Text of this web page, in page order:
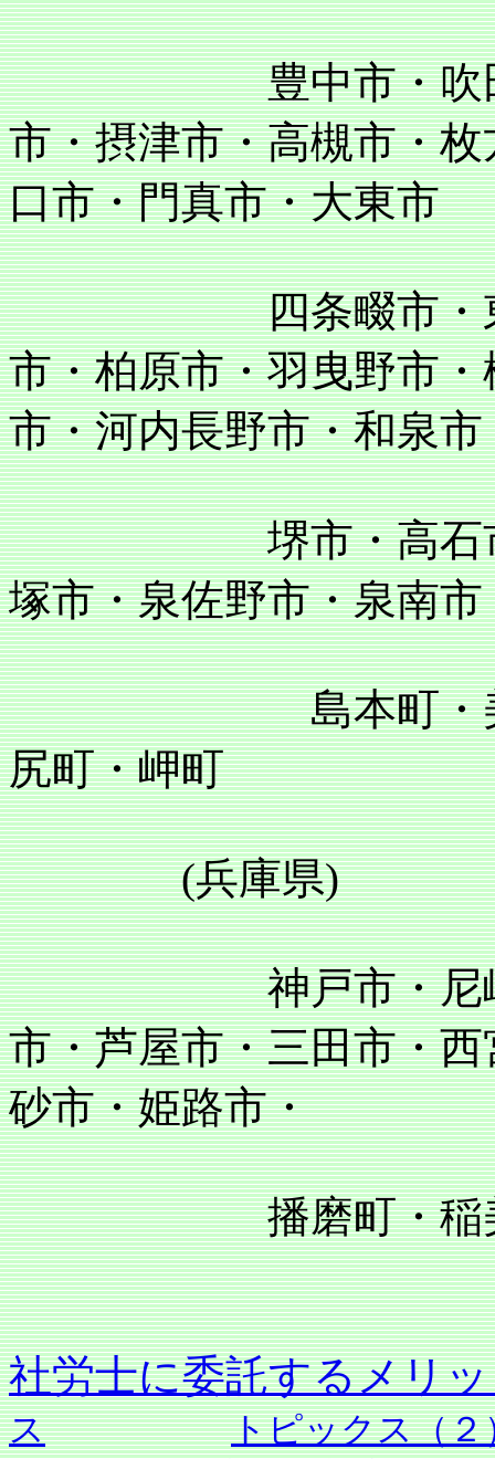
豊中市・吹田市・
市・摂津市・高槻市・
口市・門真市・大東市
四条畷市・東大
市・柏原市・羽曳野市
市・河内長野市・和泉市
堺市・高石市・泉
塚市・泉佐野市・泉南
島本町・美原町
尻町・岬町
(兵庫県)
神戸市・尼崎市・
市・芦屋市・三田市・
砂市・姫路市・
播磨町・稲美町
社労士に委託す
ス
トピックス（２